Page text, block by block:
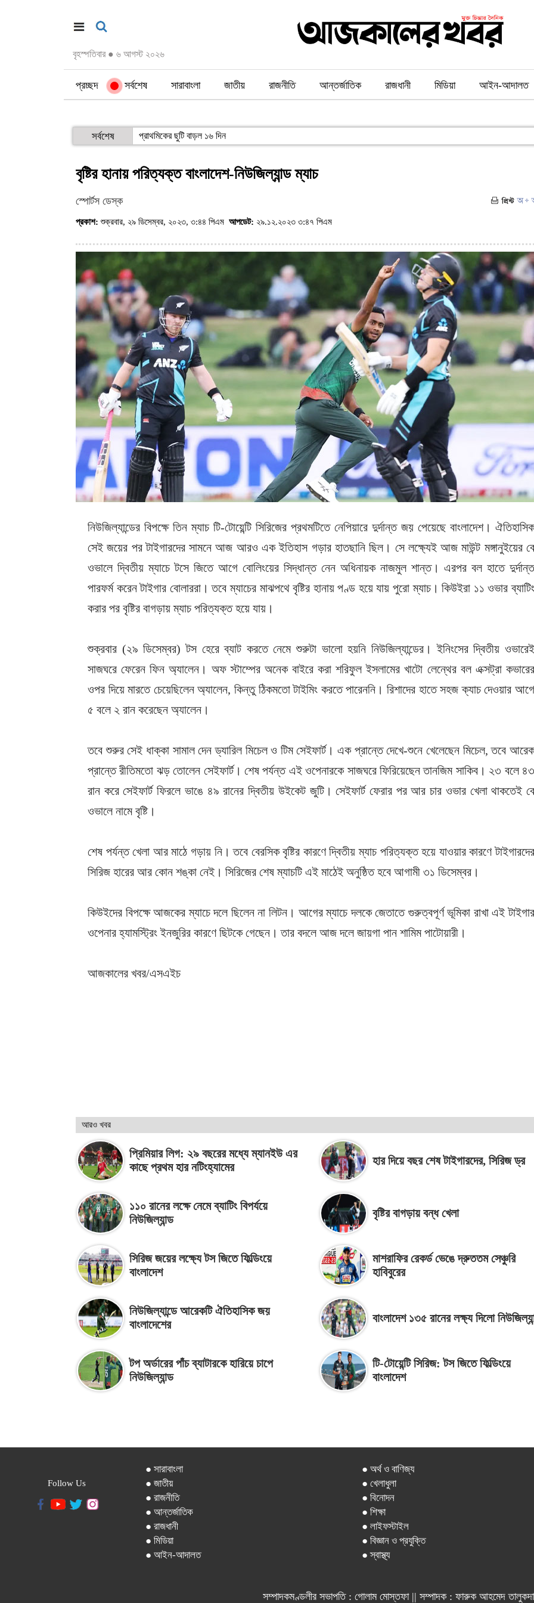
বৃহস্পতিবার ● ৬ আগস্ট ২০২৬
প্রচ্ছদ সর্বশেষ সারাবাংলা জাতীয় রাজনীতি আন্তর্জাতিক রাজধানী মিডিয়া আইন-আদালত
সর্বশেষ প্রাথমিকের ছুটি বাড়ল ১৬ দিন
বৃষ্টির হানায় পরিত্যক্ত বাংলাদেশ-নিউজিল্যান্ড ম্যাচ
স্পোর্টস ডেস্ক
প্রকাশ: শুক্রবার, ২৯ ডিসেম্বর, ২০২৩, ৩:৪৪ পিএম আপডেট: ২৯.১২.২০২৩ ৩:৪৭ পিএম
নিউজিল্যান্ডের বিপক্ষে তিন ম্যাচ টি-টোয়েন্টি সিরিজের প্রথমটিতে নেপিয়ারে দুর্দান্ত জয় পেয়েছে বাংলাদেশ। ঐতিহাসিক
সেই জয়ের পর টাইগারদের সামনে আজ আরও এক ইতিহাস গড়ার হাতছানি ছিল। সে লক্ষ্যেই আজ মাউন্ট মঙ্গানুইয়ের বে
ওভালে দ্বিতীয় ম্যাচে টসে জিতে আগে বোলিংয়ের সিদ্ধান্ত নেন অধিনায়ক নাজমুল শান্ত। এরপর বল হাতে দুর্দান্ত
পারফর্ম করেন টাইগার বোলাররা। তবে ম্যাচের মাঝপথে বৃষ্টির হানায় পণ্ড হয়ে যায় পুরো ম্যাচ। কিউইরা ১১ ওভার ব্যাটিং
করার পর বৃষ্টির বাগড়ায় ম্যাচ পরিত্যক্ত হয়ে যায়।
শুক্রবার (২৯ ডিসেম্বর) টস হেরে ব্যাট করতে নেমে শুরুটা ভালো হয়নি নিউজিল্যান্ডের। ইনিংসের দ্বিতীয় ওভারেই
সাজঘরে ফেরেন ফিন অ্যালেন। অফ স্টাম্পের অনেক বাইরে করা শরিফুল ইসলামের খাটো লেন্থের বল এক্সট্রা কভারের
ওপর দিয়ে মারতে চেয়েছিলেন অ্যালেন, কিন্তু ঠিকমতো টাইমিং করতে পারেননি। রিশাদের হাতে সহজ ক্যাচ দেওয়ার আগে
৫ বলে ২ রান করেছেন অ্যালেন।
তবে শুরুর সেই ধাক্কা সামাল দেন ড্যারিল মিচেল ও টিম সেইফার্ট। এক প্রান্তে দেখে-শুনে খেলেছেন মিচেল, তবে আরেক
প্রান্তে রীতিমতো ঝড় তোলেন সেইফার্ট। শেষ পর্যন্ত এই ওপেনারকে সাজঘরে ফিরিয়েছেন তানজিম সাকিব। ২৩ বলে ৪৩
রান করে সেইফার্ট ফিরলে ভাঙে ৪৯ রানের দ্বিতীয় উইকেট জুটি। সেইফার্ট ফেরার পর আর চার ওভার খেলা থাকতেই বে
ওভালে নামে বৃষ্টি।
শেষ পর্যন্ত খেলা আর মাঠে গড়ায় নি। তবে বেরসিক বৃষ্টির কারণে দ্বিতীয় ম্যাচ পরিত্যক্ত হয়ে যাওয়ার কারণে টাইগারদের
সিরিজ হারের আর কোন শঙ্কা নেই। সিরিজের শেষ ম্যাচটি এই মাঠেই অনুষ্ঠিত হবে আগামী ৩১ ডিসেম্বর।
কিউইদের বিপক্ষে আজকের ম্যাচে দলে ছিলেন না লিটন। আগের ম্যাচে দলকে জেতাতে গুরুত্বপূর্ণ ভূমিকা রাখা এই টাইগার
ওপেনার হ্যামস্ট্রিং ইনজুরির কারণে ছিটকে গেছেন। তার বদলে আজ দলে জায়গা পান শামিম পাটোয়ারী।
আজকালের খবর/এসএইচ
আরও খবর
প্রিমিয়ার লিগ: ২৯ বছরের মধ্যে ম্যানইউ এর
কাছে প্রথম হার নটিংহ্যামের
হার দিয়ে বছর শেষ টাইগারদের, সিরিজ ড্র
১১০ রানের লক্ষে নেমে ব্যাটিং বিপর্যয়ে
নিউজিল্যান্ড
বৃষ্টির বাগড়ায় বন্ধ খেলা
সিরিজ জয়ের লক্ষ্যে টস জিতে ফিল্ডিংয়ে
বাংলাদেশ
মাশরাফির রেকর্ড ভেঙে দ্রুততম সেঞ্চুরি
হাবিবুরের
নিউজিল্যান্ডে আরেকটি ঐতিহাসিক জয়
বাংলাদেশের
বাংলাদেশ ১৩৫ রানের লক্ষ্য দিলো
টপ অর্ডারের পাঁচ ব্যাটারকে হারিয়ে চাপে
নিউজিল্যান্ড
টি-টোয়েন্টি সিরিজ: টস জিতে ফিল্ডিংয়ে
বাংলাদেশ
Follow Us
● সারাবাংলা
● জাতীয়
● রাজনীতি
● আন্তর্জাতিক
● রাজধানী
● মিডিয়া
● আইন-আদালত
● অর্থ ও বাণিজ্য
● খেলাধুলা
● বিনোদন
● শিক্ষা
● লাইফস্টাইল
● বিজ্ঞান ও প্রযুক্তি
● স্বাস্থ্য
সম্পাদকমণ্ডলীর সভাপতি : গোলাম মোস্তফা || সম্পাদক : ফারুক আহমেদ